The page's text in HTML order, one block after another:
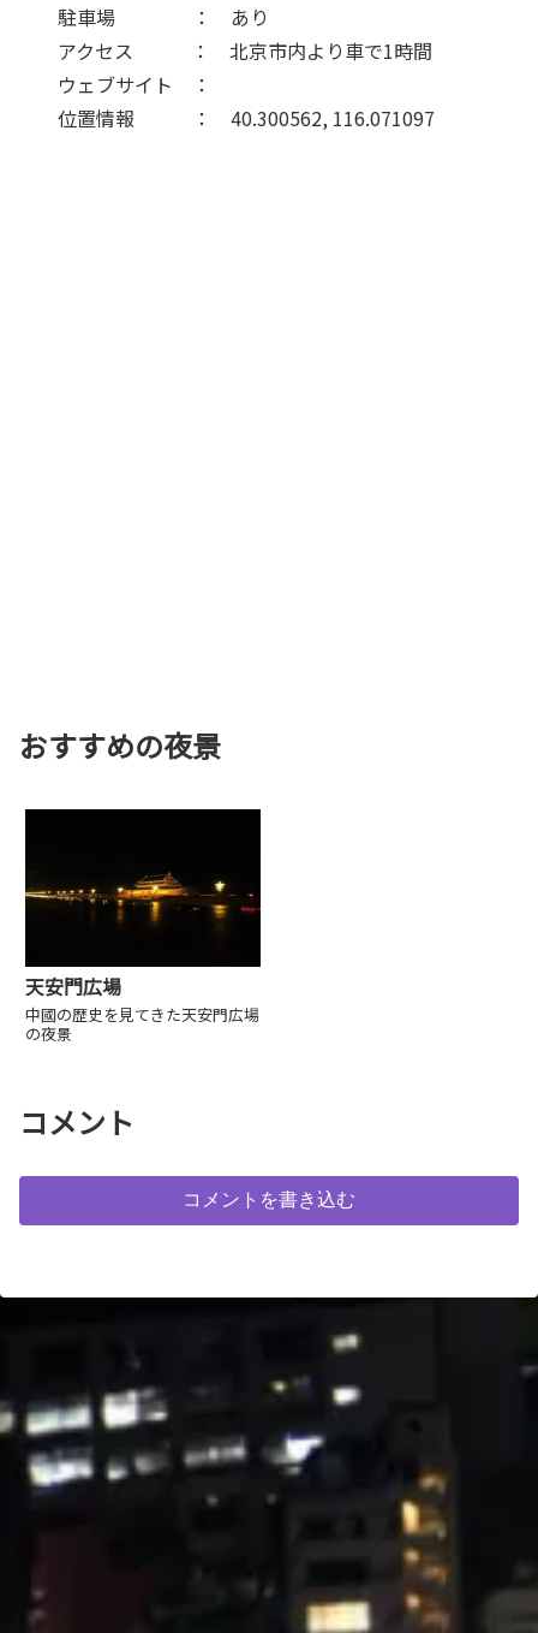
駐車場 ： あり
アクセス ： 北京市内より車で1時間
ウェブサイト ：
位置情報 ： 40.300562, 116.071097
おすすめの夜景
天安門広場
中國の歴史を見てきた天安門広場
の夜景
コメント
コメントを書き込む